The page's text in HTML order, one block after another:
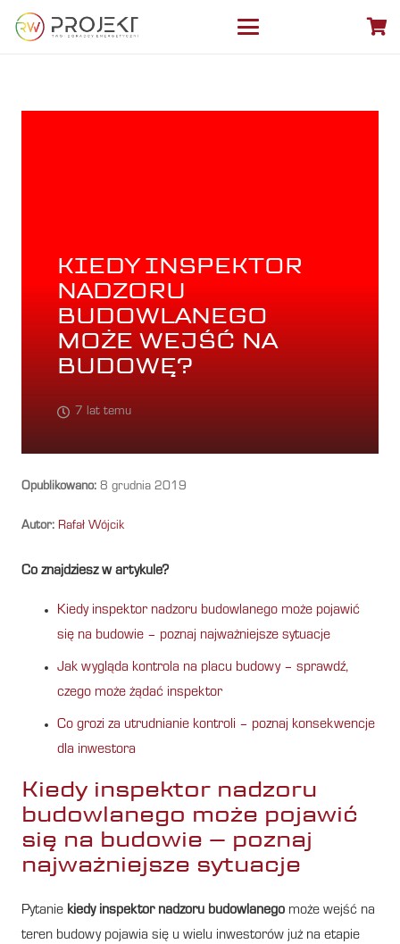
KIEDY INSPEKTOR
NADZORU
BUDOWLANEGO
MOŻE WEJŚĆ NA
BUDOWĘ?
7 lat temu
Opublikowano: 8 grudnia 2019
Autor: Rafał Wójcik
Co znajdziesz w artykule?
Kiedy inspektor nadzoru budowlanego może pojawić
się na budowie – poznaj najważniejsze sytuacje
Jak wygląda kontrola na placu budowy – sprawdź,
czego może żądać inspektor
Co grozi za utrudnianie kontroli – poznaj konsekwencje
dla inwestora
Kiedy inspektor nadzoru
budowlanego może pojawić
się na budowie – poznaj
najważniejsze sytuacje
Pytanie kiedy inspektor nadzoru budowlanego może wejść na
teren budowy pojawia się u wielu inwestorów już na etapie